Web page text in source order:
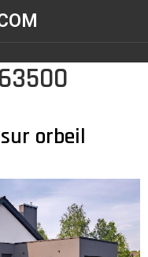
orbeil